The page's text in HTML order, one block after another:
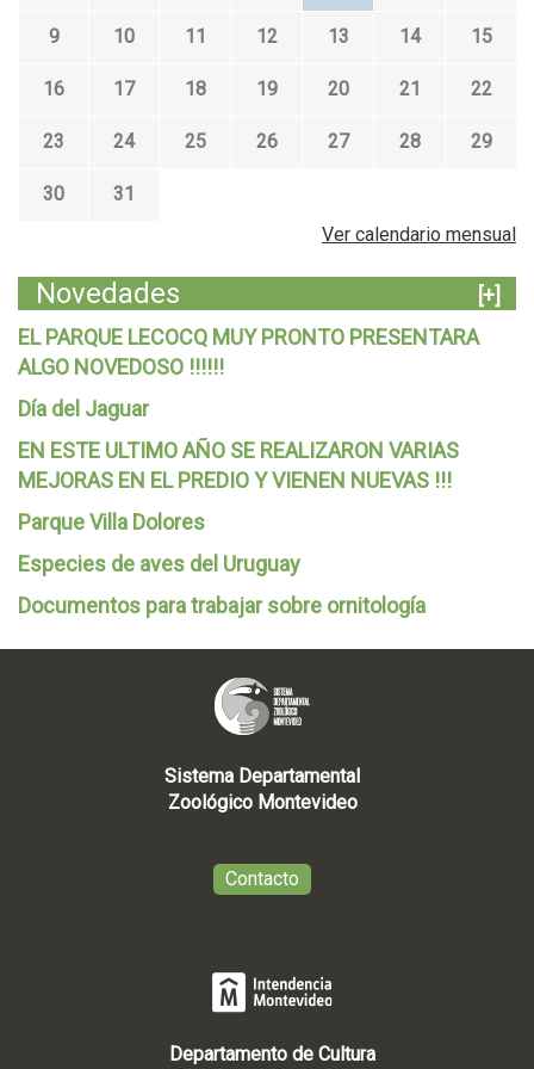
9 10 11 12 13 14 15
16 17 18 19 20 21 22
23 24 25 26 27 28 29
30
31
Ver calendario mensual
Novedades
[+]
EL PARQUE LECOCQ MUY PRONTO PRESENTARA
ALGO NOVEDOSO !!!!!!
Día del Jaguar
EN ESTE ULTIMO AÑO SE REALIZARON VARIAS
MEJORAS EN EL PREDIO Y VIENEN NUEVAS !!!
Parque Villa Dolores
Especies de aves del Uruguay
Documentos para trabajar sobre ornitología
Sistema Departamental
Zoológico Montevideo
Contacto
Departamento de Cultura